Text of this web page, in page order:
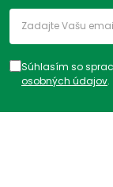
Kategórie:
ADC Klasifikácia:
Súhlasím so
osobných údajov.